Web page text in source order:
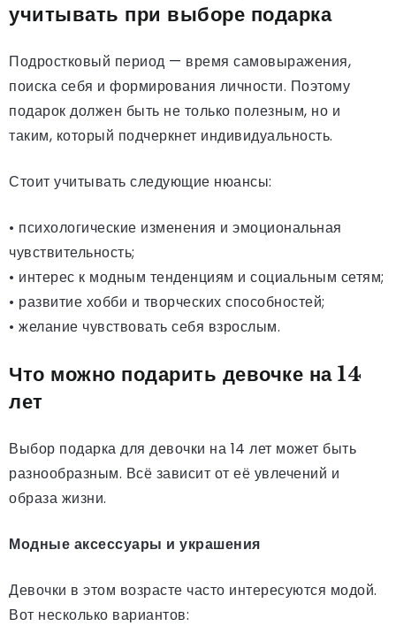
учитывать при выборе подарка
Подростковый период — время самовыражения,
поиска себя и формирования личности. Поэтому
подарок должен быть не только полезным, но и
таким, который подчеркнет индивидуальность.
Стоит учитывать следующие нюансы:
• психологические изменения и эмоциональная
чувствительность;
• интерес к модным тенденциям и социальным сетям;
• развитие хобби и творческих способностей;
• желание чувствовать себя взрослым.
Что можно подарить девочке на 14
лет
Выбор подарка для девочки на 14 лет может быть
разнообразным. Всё зависит от её увлечений и
образа жизни.
Модные аксессуары и украшения
Девочки в этом возрасте часто интересуются модой.
Вот несколько вариантов: